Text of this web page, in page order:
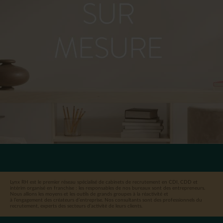
Lynx RH est le premier réseau spécialisé de cabinets de recrutement en CDI, CDD et
intérim organisé en franchise : les responsables de nos bureaux sont des entrepreneurs.
Nous allions les moyens et les outils de grands groupes à la réactivité et
à l’engagement des créateurs d’entreprise. Nos consultants sont des professionnels du
recrutement, experts des secteurs d’activité de leurs clients.